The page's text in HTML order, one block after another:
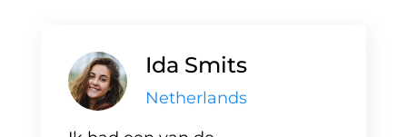
Ida Smits
Netherlands